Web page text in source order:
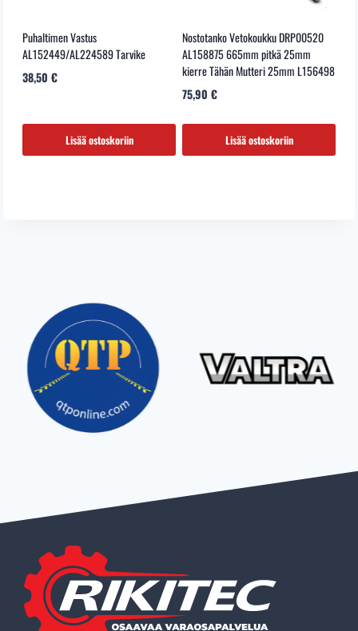
Puhaltimen Vastus
AL152449/AL224589 Tarvike
38,50 €
Lisää ostoskoriin
Nostotanko Vetokoukku DRP00520
AL158875 665mm pitkä 25mm
kierre Tähän Mutteri 25mm L156498
75,90 €
Lisää ostoskoriin